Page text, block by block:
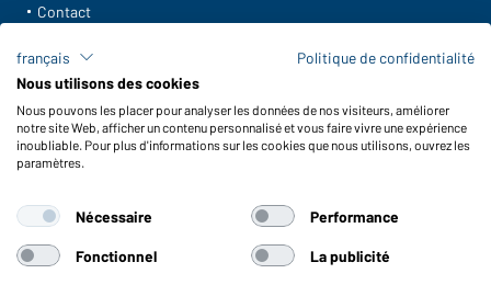
Contact
Frais de transport
FAQ / Manuel d' utilisation
Vérifier le stock
Reporting system according to whistleblower protection act
Caractéristiques du produit
Conseils d'entretien
Tailles
français
Politique de confidentialité
Nous utilisons des cookies
Nous pouvons les placer pour analyser les données de nos visiteurs, améliorer
notre site Web, afficher un contenu personnalisé et vous faire vivre une expérience
inoubliable. Pour plus d'informations sur les cookies que nous utilisons, ouvrez les
paramètres.
Nécessaire Performance
Fonctionnel La publicité